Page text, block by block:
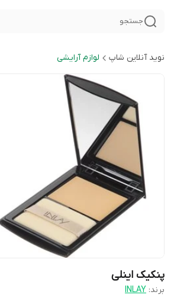
جستجو
نوید آنلاین شاپ لوازم آرایشی
پنکیک اینلی
برند: INLAY